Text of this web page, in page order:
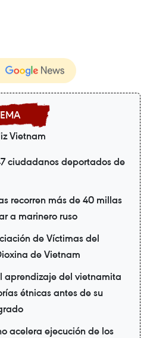
Vietnam
ciudadanos deportados de
recorren más de 40 millas
a marinero ruso
de Víctimas del
de Vietnam
aprendizaje del vietnamita
étnicas antes de su
acelera ejecución de los